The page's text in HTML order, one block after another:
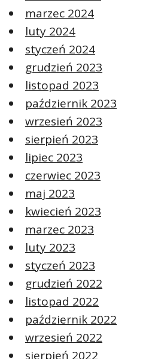
marzec 2024
luty 2024
styczeń 2024
grudzień 2023
listopad 2023
październik 2023
wrzesień 2023
sierpień 2023
lipiec 2023
czerwiec 2023
maj 2023
kwiecień 2023
marzec 2023
luty 2023
styczeń 2023
grudzień 2022
listopad 2022
październik 2022
wrzesień 2022
sierpień 2022